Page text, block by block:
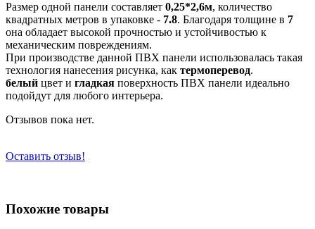
Размер одной панели составляет 0,25*2,6м, количество
квадратных метров в упаковке - 7.8. Благодаря толщине в 7
она обладает высокой прочностью и устойчивостью к
механическим повреждениям.
При производстве данной ПВХ панели использовалась такая
технология нанесения рисунка, как термоперевод.
белый цвет и гладкая поверхность ПВХ панели идеально
подойдут для любого интерьера.
Отзывов пока нет.
Оставить отзыв!
Похожие товары